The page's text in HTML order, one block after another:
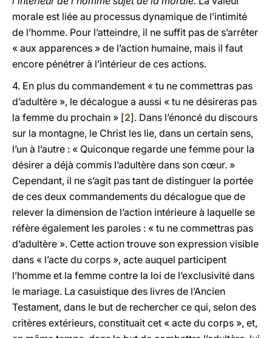
morale est liée au processus dynamique de l’intimité
de l’homme. Pour l’atteindre, il ne suffit pas de s’arrêter
« aux apparences » de l’action humaine, mais il faut
encore pénétrer à l’intérieur de ces actions.
4. En plus du commandement « tu ne commettras pas
d’adultère », le décalogue a aussi « tu ne désireras pas
la femme du prochain » [2]. Dans l’énoncé du discours
sur la montagne, le Christ les lie, dans un certain sens,
l’un à l’autre : « Quiconque regarde une femme pour la
désirer a déjà commis l’adultère dans son cœur. »
Cependant, il ne s’agit pas tant de distinguer la portée
de ces deux commandements du décalogue que de
relever la dimension de l’action intérieure à laquelle se
réfère également les paroles : « tu ne commettras pas
d’adultère ». Cette action trouve son expression visible
dans « l’acte du corps », acte auquel participent
l’homme et la femme contre la loi de l’exclusivité dans
le mariage. La casuistique des livres de l’Ancien
Testament, dans le but de rechercher ce qui, selon des
critères extérieurs, constituait cet « acte du corps », et,